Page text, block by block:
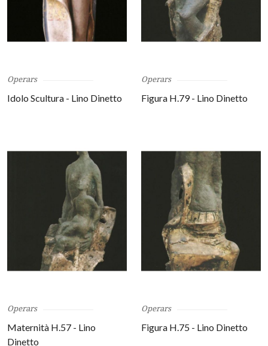
Operars
Idolo Scultura - Lino Dinetto
Operars
Figura H.79 - Lino Dinetto
Operars
Maternità H.57 - Lino
Dinetto
Operars
Figura H.75 - Lino Dinetto